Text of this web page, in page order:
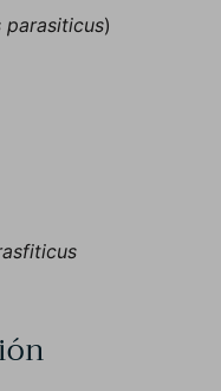
parasiticus)